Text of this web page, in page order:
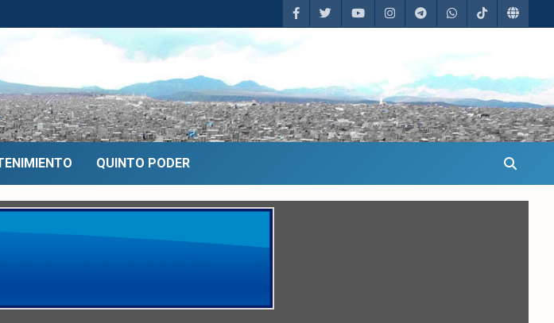
QUINTO PODER